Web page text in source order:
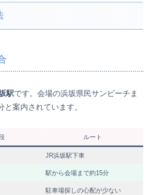
駅です。会場の浜坂県民サンビーチま
と案内されています。
ルート
JR浜坂駅下車
駅から会場まで約15分
駐車場探しの心配が少ない